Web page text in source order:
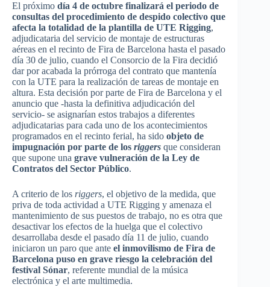
El próximo día 4 de octubre finalizará el periodo de
consultas del procedimiento de despido colectivo que
afecta la totalidad de la plantilla de UTE Rigging,
adjudicataria del servicio de montaje de estructuras
aéreas en el recinto de Fira de Barcelona hasta el pasado
día 30 de julio, cuando el Consorcio de la Fira decidió
dar por acabada la prórroga del contrato que mantenía
con la UTE para la realización de tareas de montaje en
altura. Esta decisión por parte de Fira de Barcelona y el
anuncio que -hasta la definitiva adjudicación del
servicio- se asignarían estos trabajos a diferentes
adjudicatarias para cada uno de los acontecimientos
programados en el recinto ferial, ha sido objeto de
impugnación por parte de los riggers que consideran
que supone una grave vulneración de la Ley de
Contratos del Sector Público.
A criterio de los riggers, el objetivo de la medida, que
priva de toda actividad a UTE Rigging y amenaza el
mantenimiento de sus puestos de trabajo, no es otra que
desactivar los efectos de la huelga que el colectivo
desarrollaba desde el pasado día 11 de julio, cuando
iniciaron un paro que ante el inmovilismo de Fira de
Barcelona puso en grave riesgo la celebración del
festival Sónar, referente mundial de la música
electrónica y el arte multimedia.